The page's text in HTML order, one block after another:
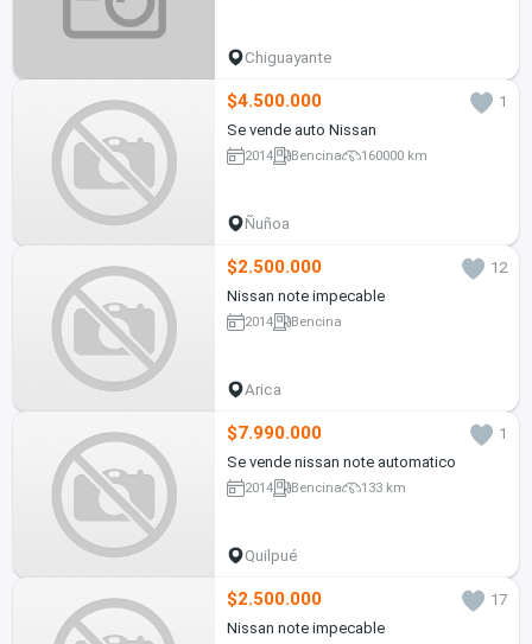
Chiguayante
$4.500.000
1
Se vende auto Nissan
2014 Bencina 160000 km
Ñuñoa
$2.500.000
12
Nissan note impecable
2014 Bencina
Arica
$7.990.000
1
Se vende nissan note automatico
2014 Bencina 133 km
Quilpué
$2.500.000
17
Nissan note impecable